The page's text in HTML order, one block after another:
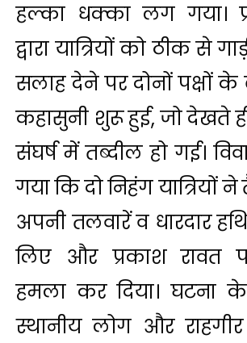
हल्का धक्का लग गया।
द्वारा यात्रियों को ठीक से
सलाह देने पर दोनों पक्षों
कहासुनी शुरू हुई, जो देखते
संघर्ष में तब्दील हो गई।
गया कि दो निहंग
अपनी तलवारें व धारदार
लिए और प्रकाश रावत
हमला कर दिया। घटना
स्थानीय लोग और